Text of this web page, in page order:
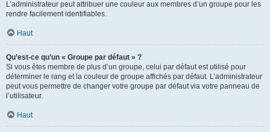
L’administrateur peut attribuer une couleur aux membres d’un groupe pour les
rendre facilement identifiables.
Haut
Qu’est-ce qu’un « Groupe par défaut » ?
Si vous êtes membre de plus d’un groupe, celui par défaut est utilisé pour
déterminer le rang et la couleur de groupe affichés par défaut. L’administrateur
peut vous permettre de changer votre groupe par défaut via votre panneau de
l’utilisateur.
Haut